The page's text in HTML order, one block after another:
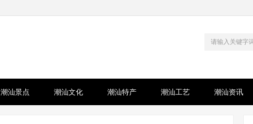
潮汕景点 潮汕文化 潮汕特产 潮汕工艺 潮汕资讯